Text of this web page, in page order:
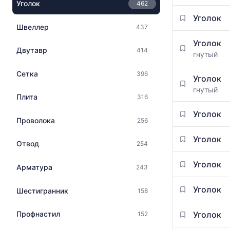
Уголок 462
Швеллер 437
Двутавр 414
Сетка 396
Плита 316
Проволока 256
Отвод 254
Арматура 243
Шестигранник 158
Профнастил 152
листов
последний
актуальным
по
мере
обновления
прайс-
листов.
на
металлопрокат
ГОСТ,
размеров
и
поставщиков
по
Уголок
Уголок
гнутый
Уголок
гнутый
Уголок
Уголок
Уголок
Уголок
Уголок